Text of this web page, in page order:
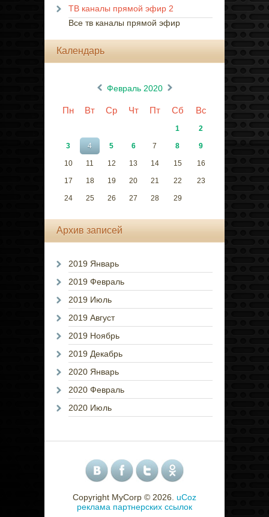
ТВ каналы прямой эфир 2
Все тв каналы прямой эфир
Календарь
« Февраль 2020 »
Пн Вт Ср Чт Пт Сб Вс
1 2
3 4 5 6 7 8 9
10 11 12 13 14 15 16
17 18 19 20 21 22 23
24 25 26 27 28 29
Архив записей
2019 Январь
2019 Февраль
2019 Июль
2019 Август
2019 Ноябрь
2019 Декабрь
2020 Январь
2020 Февраль
2020 Июль
Copyright MyCorp © 2026 uCoz
реклама партнерских ссылок